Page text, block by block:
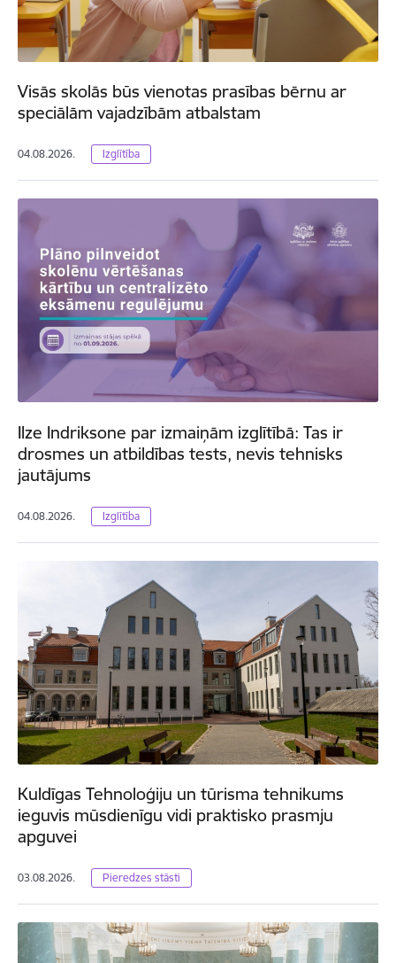
Visās skolās būs vienotas prasības bērnu ar
speciālām vajadzībām atbalstam
04.08.2026. Izglītība
Ilze Indriksone par izmaiņām izglītībā: Tas ir
drosmes un atbildības tests, nevis tehnisks
jautājums
04.08.2026. Izglītība
Kuldīgas Tehnoloģiju un tūrisma tehnikums
ieguvis mūsdienīgu vidi praktisko prasmju
apguvei
03.08.2026. Pieredzes stāsti